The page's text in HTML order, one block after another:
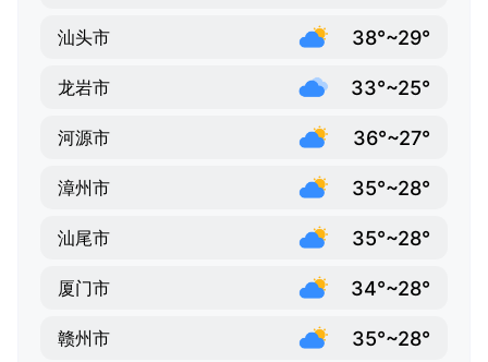
汕头市 38°~29°
龙岩市 33°~25°
河源市 36°~27°
漳州市 35°~28°
汕尾市 35°~28°
厦门市 34°~28°
赣州市 35°~28°